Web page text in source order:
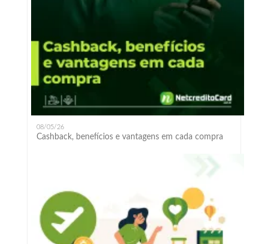
08/05/26
Cashback, benefícios e vantagens em cada compra